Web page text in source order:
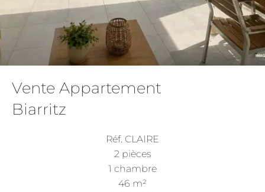
Vente Appartement
Biarritz
Réf. CLAIRE
2 pièces
1 chambre
46 m²